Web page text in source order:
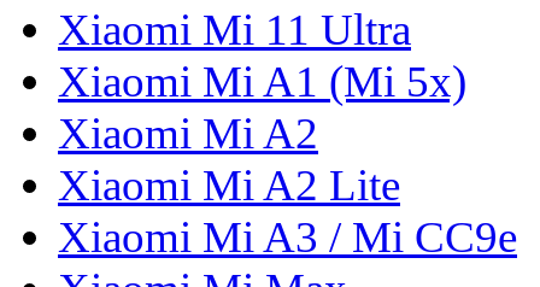
Xiaomi Mi 11 Ultra
Xiaomi Mi A1 (Mi 5x)
Xiaomi Mi A2
Xiaomi Mi A2 Lite
Xiaomi Mi A3 / Mi CC9e